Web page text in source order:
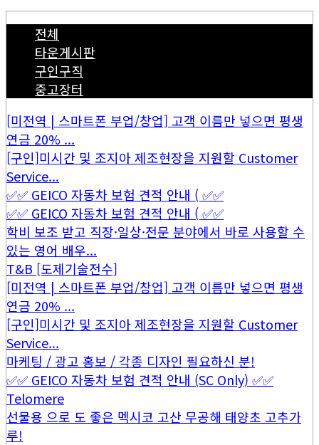
전체
타운게시판
구인구직
중고장터
[미전역 | 스마트폰 부업/창업] 고객 이름만 넣으면 평생
연금 20% ...
[구인]미시간 및 조지아 제조현장을 지원할 Customer
Service...
✅✅ GEICO 자동차 보험 견적 안내 ( ✅✅
✅✅ GEICO 자동차 보험 견적 안내 ( ✅✅
학비 보조 받고 직장·일상·전문 분야에서 바로 사용할 수
있는 영어 배우...
T&B [도제기술전수]
[미전역 | 스마트폰 부업/창업] 고객 이름만 넣으면 평생
연금 20% ...
[구인]미시간 및 조지아 제조현장을 지원할 Customer
Service...
마케팅 / 광고 홍보 / 각종 디자인 필요하신 분!
✅✅ GEICO 자동차 보험 견적 안내 (SC Only) ✅✅
Telomere
선물용 으로 도 좋은 멕시코 고산 무공해 태양초 고추가
루!